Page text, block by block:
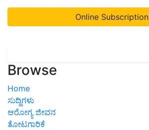
Online Subscription
Browse
Home
ಸುದ್ದಿಗಳು
ಆರೋಗ್ಯ ಜೀವನ
ತೋಟಗಾರಿಕೆ